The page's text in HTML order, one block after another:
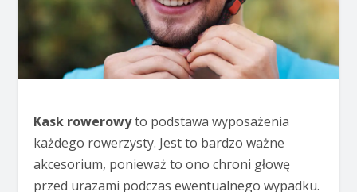
Kask rowerowyto podstawa wyposażenia
każdego rowerzysty. Jest to bardzo ważne
akcesorium, ponieważ to ono chroni głowę
przed urazami podczas ewentualnego wypadku.